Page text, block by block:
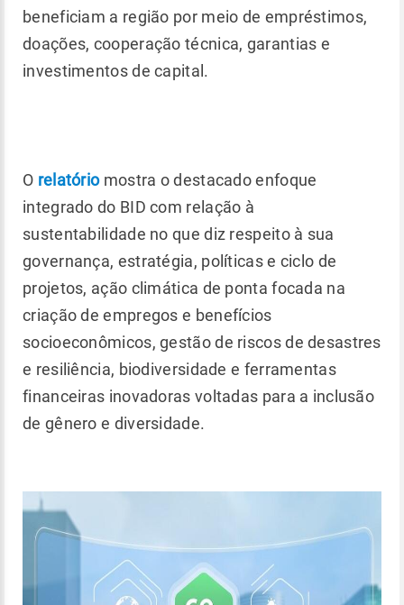
beneficiam a região por meio de empréstimos,
doações, cooperação técnica, garantias e
investimentos de capital.
O relatóriomostra o destacado enfoque
integrado do BID com relação à
sustentabilidade no que diz respeito à sua
governança, estratégia, políticas e ciclo de
projetos, ação climática de ponta focada na
criação de empregos e benefícios
socioeconômicos, gestão de riscos de desastres
e resiliência, biodiversidade e ferramentas
financeiras inovadoras voltadas para a inclusão
de gênero e diversidade.